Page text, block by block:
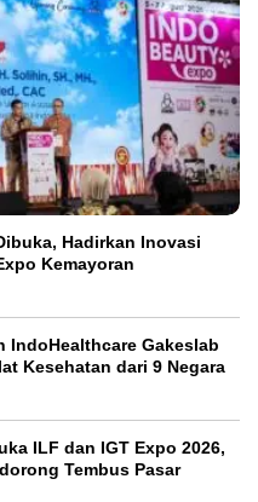
Hadirkan Inovasi
Kemayoran
IndoHealthcare Gakeslab
Kesehatan dari 9 Negara
ILF dan IGT Expo 2026,
Tembus Pasar